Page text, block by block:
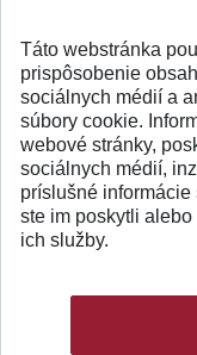
Táto webstránka
prispôsobenie
sociálnych médií a
súbory cookie.
webové stránky,
sociálnych médií,
príslušné
ste im poskytli
ich služby.